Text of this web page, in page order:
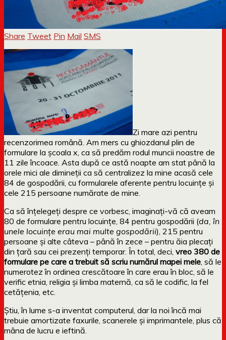
Share Tweet Pin Mail SMS
Zi mare azi pentru
recenzorimea română. Am mers cu ghiozdanul plin de
formulare la școala x, ca să predăm rodul muncii noastre de
11 zile încoace. Asta după ce astă noapte am stat până la
orele mici ale dimineții ca să centralizez la mine acasă cele
84 de gospodării, cu formularele aferente pentru locuințe și
cele 215 persoane numărate de mine.
Ca să înțelegeți despre ce vorbesc, imaginați-vă că aveam
80 de formulare pentru locuințe, 84 pentru gospodării (da, în
unele locuințe erau mai multe gospodării), 215 pentru
persoane și alte câteva – până în zece – pentru ăia plecați
din țară sau cei prezenți temporar. În total, deci, vreo 380 de
formulare pe care a trebuit să scriu numărul mapei mele , să le
numerotez în ordinea crescătoare în care erau în bloc, să le
verific etnia, religia și limba maternă, ca să le codific, la fel
cetățenia, etc.
Știu, în lume s-a inventat computerul, dar la noi încă mai
trebuie amortizate faxurile, scanerele și imprimantele, plus că
mâna de lucru e ieftină.